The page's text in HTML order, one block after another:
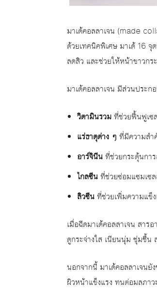
มาเด้คอลลาเจน (made
ด้วยเทคนิคพิเศษ มาเด้ 16
ลดสิว และช่วยให้หน้าขาวกร
มาเด้คอลลาเจน มีส่วนประ
วิตามินรวมที่ช่วยฟื้นฟูเซ
แร่ธาตุต่าง ๆ ที่มีความสำ
อาร์จินีนที่ช่วยกระตุ้นกา
ไกลซีนที่ช่วยซ่อมแซมเซ
ลิวซีนที่ช่วยเพิ่มความแข็
เมื่อฉีดมาเด้คอลลาเจน สาร
ดูกระจ่างใส เนียนนุ่ม ชุ่มชื้น
นอกจากนี้ มาเด้คอลลาเจน
ผิวหน้าแข็งแรง ทนต่อมลภาว